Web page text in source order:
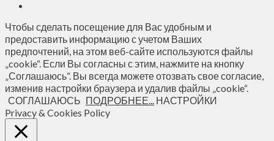
Чтобы сделать посещение для Вас удобным и
предоставить информацию с учетом Ваших
предпочтений, на этом веб-сайте используются файлы
„cookie“. Если Вы согласны с этим, нажмите на кнопку
„Соглашаюсь“. Вы всегда можете отозвать свое согласие,
изменив настройки браузера и удалив файлы „cookie“.
СОГЛАШАЮСЬ ПОДРОБНЕЕ... НАСТРОЙКИ
Privacy & Cookies Policy